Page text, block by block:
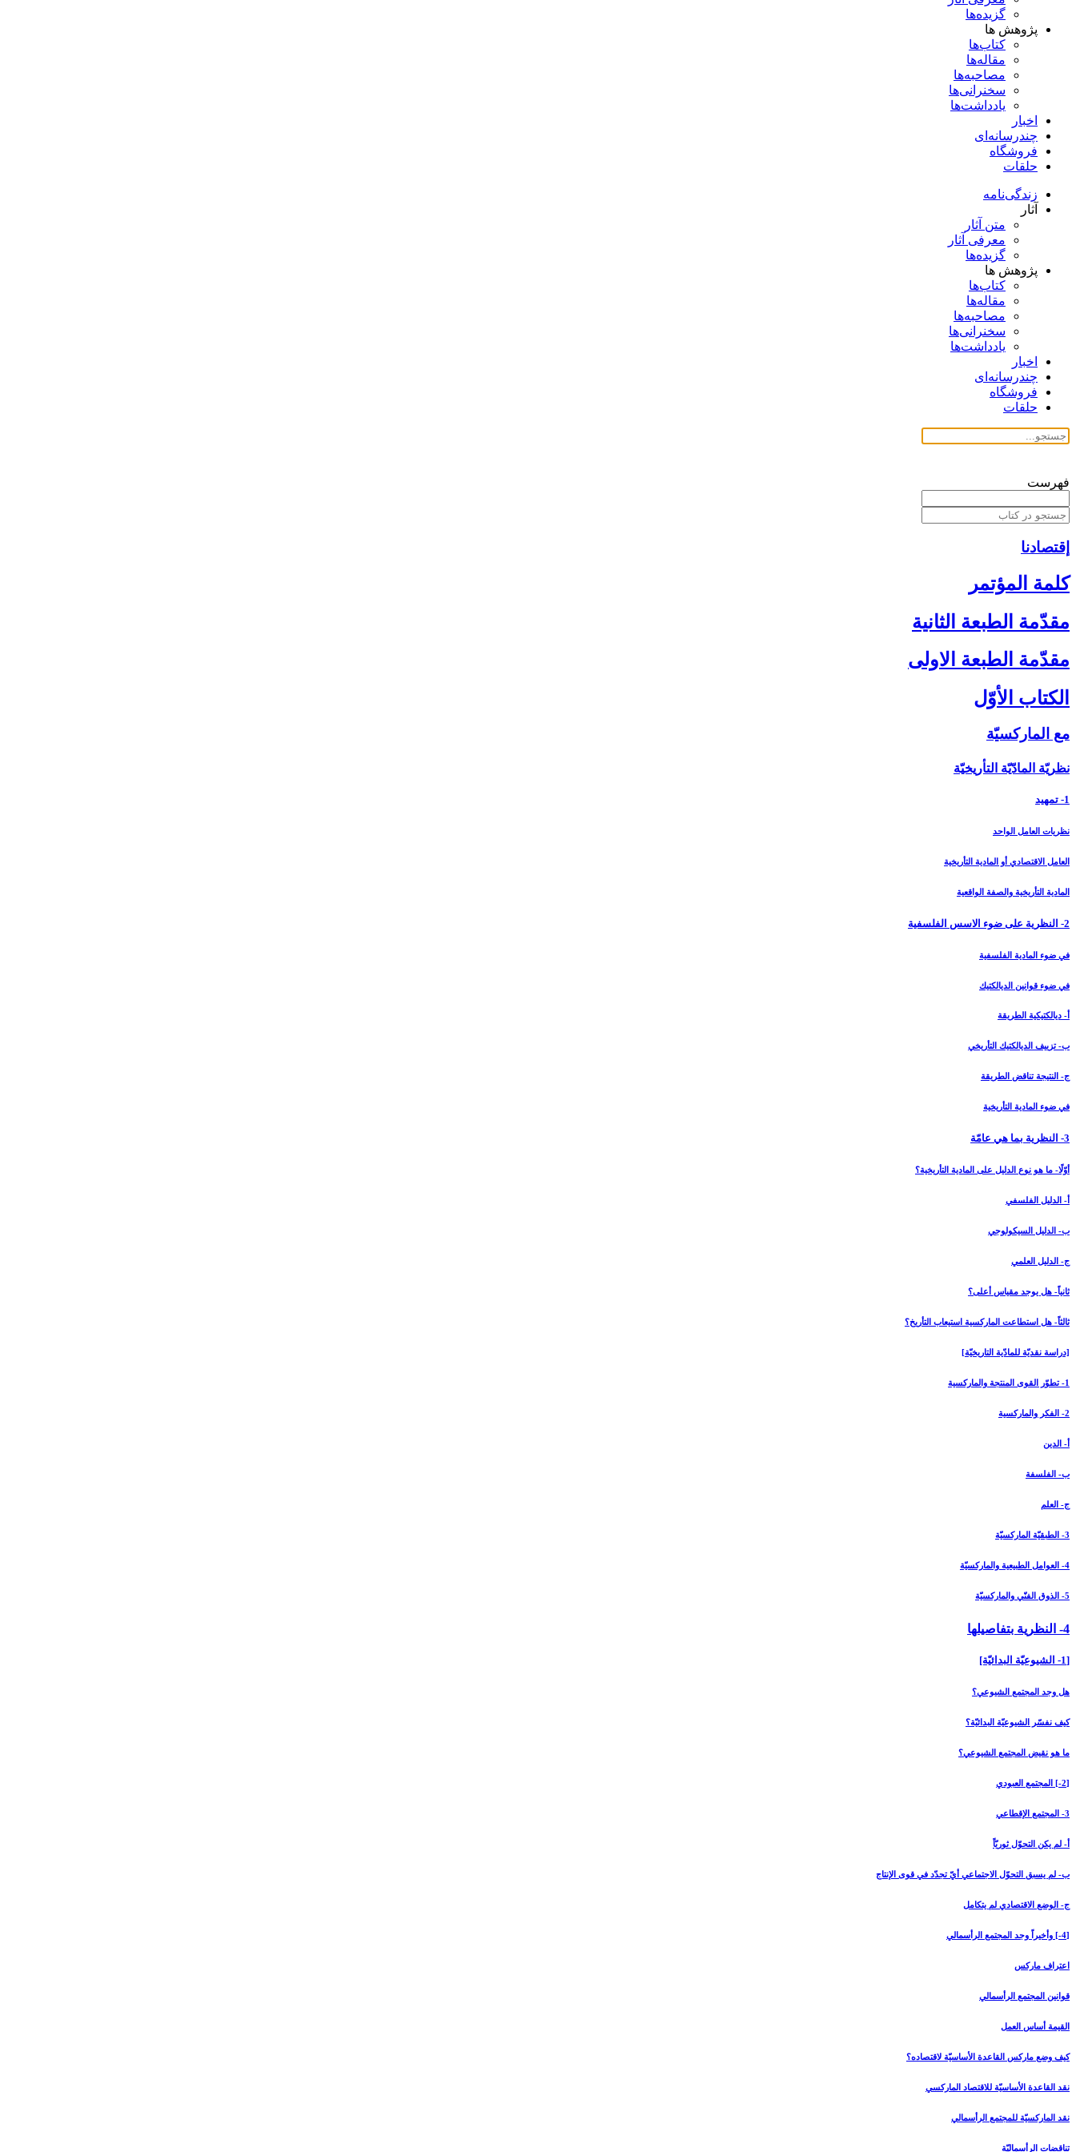
گزیده‌ها
پژوهش ها
کتاب‌ها
مقاله‌ها
مصاحبه‌ها
سخنرانی‌ها
یادداشت‌ها
اخبار
چندرسانه‌ای
فروشگاه
حلقات
زندگی‌نامه
آثار
متن آثار
معرفی آثار
گزیده‌ها
پژوهش ها
کتاب‌ها
مقاله‌ها
مصاحبه‌ها
سخنرانی‌ها
یادداشت‌ها
اخبار
چندرسانه‌ای
فروشگاه
حلقات
فهرست
إقتصادنا
كلمة المؤتمر
مقدّمة الطبعة الثانية
مقدّمة الطبعة الاولى‏
الكتاب الأوّل‏
مع الماركسيّة
نظريّة المادّيّة التأريخيّة
1- تمهيد
نظريات العامل الواحد
العامل الاقتصادي أو المادية التأريخية
المادية التأريخية والصفة الواقعية
2- النظرية على ضوء الاسس الفلسفية
في ضوء المادية الفلسفية
في ضوء قوانين الديالكتيك
أ- ديالكتيكية الطريقة
ب- تزييف الديالكتيك التأريخي
ج- النتيجة تناقض الطريقة
في ضوء المادية التأريخية
3- النظرية بما هي عامّة
أوّلًا- ما هو نوع الدليل على المادية التأريخية؟
أ- الدليل الفلسفي
ب- الدليل السيكولوجي
ج- الدليل العلمي
ثانياً- هل يوجد مقياس أعلى؟
ثالثاً- هل استطاعت الماركسية استيعاب التأريخ؟
[دراسة نقديّة للمادّية التاريخيّة]
1- تطوّر القوى المنتجة والماركسية
2- الفكر والماركسية
أ- الدين
ب- الفلسفة
ج- العلم
3- الطبقيّة الماركسيّة
4- العوامل الطبيعية والماركسيّة
5- الذوق الفنّي والماركسيّة
4- النظرية بتفاصيلها
[1- الشيوعيّة البدائيّة]
هل وجد المجتمع الشيوعي؟
كيف نفسّر الشيوعيّة البدائيّة؟
ما هو نقيض المجتمع الشيوعي؟
[2-] المجتمع العبودي‏
3- المجتمع الإقطاعي‏
أ- لم يكن التحوّل ثوريّاً
ب- لم يسبق التحوّل الاجتماعي أيّ تجدّد في قوى الإنتاج
ج- الوضع الاقتصادي لم يتكامل
[4-] وأخيراً وجد المجتمع الرأسمالي‏
اعتراف ماركس
قوانين المجتمع الرأسمالي
القيمة أساس العمل
كيف وضع ماركس القاعدة الأساسيّة لاقتصاده؟
نقد القاعدة الأساسيّة للاقتصاد الماركسي
نقد الماركسيّة للمجتمع الرأسمالي
تناقضات الرأسماليّة